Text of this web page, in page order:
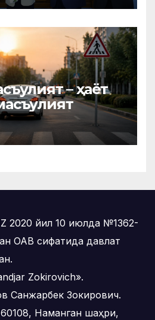
– ҳаёт
2020 йил 10 июлда №1362-
ОАВ сифатида давлат
Zokirovich».
Санжарбек Зокирович.
Наманган шаҳри,